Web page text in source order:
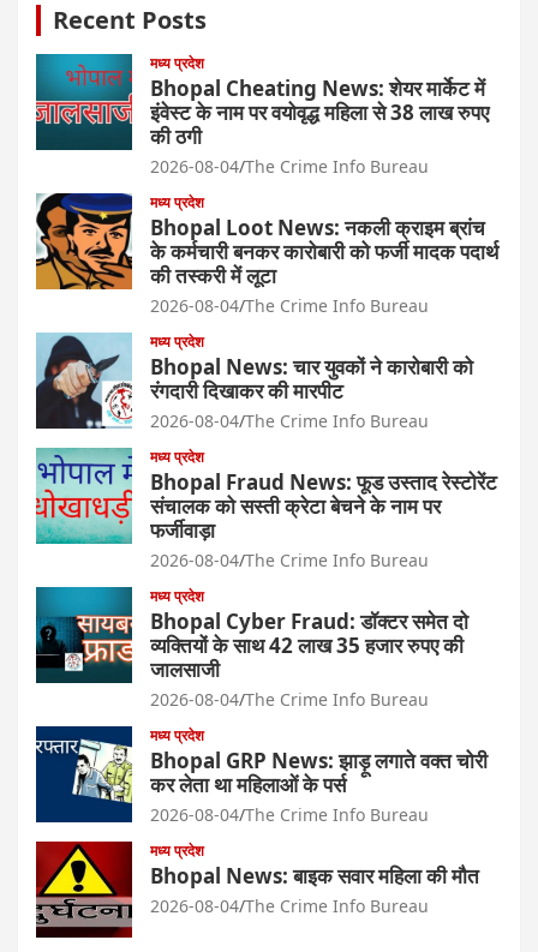
Recent Posts
मध्य प्रदेश
Bhopal Cheating News: शेयर मार्केट में
इंवेस्ट के नाम पर वयोवृद्ध महिला से 38 लाख रुपए
की ठगी
2026-08-04 The Crime Info Bureau
मध्य प्रदेश
Bhopal Loot News: नकली क्राइम ब्रांच
के कर्मचारी बनकर कारोबारी को फर्जी मादक पदार्थ
की तस्करी में लूटा
2026-08-04 The Crime Info Bureau
मध्य प्रदेश
Bhopal News: चार युवकों ने कारोबारी को
रंगदारी दिखाकर की मारपीट
2026-08-04 The Crime Info Bureau
मध्य प्रदेश
Bhopal Fraud News: फूड उस्ताद रेस्टोरेंट
संचालक को सस्ती क्रेटा बेचने के नाम पर
फर्जीवाड़ा
2026-08-04 The Crime Info Bureau
मध्य प्रदेश
Bhopal Cyber Fraud: डॉक्टर समेत दो
व्यक्तियों के साथ 42 लाख 35 हजार रुपए की
जालसाजी
2026-08-04 The Crime Info Bureau
मध्य प्रदेश
Bhopal GRP News: झाड़ू लगाते वक्त चोरी
कर लेता था महिलाओं के पर्स
2026-08-04 The Crime Info Bureau
मध्य प्रदेश
Bhopal News: बाइक सवार महिला की मौत
2026-08-04 The Crime Info Bureau